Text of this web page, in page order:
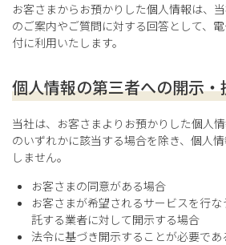
お客さまからお預かりした個人情報は、
のご案内やご質問に対する回答として、
付に利用いたします。
個人情報の第三者への開示
当社は、お客さまよりお預かりした個人
のいずれかに該当する場合を除き、個人
しません。
お客さまの同意がある場合
お客さまが希望されるサービスを行
託する業者に対して開示する場合
法令に基づき開示することが必要であ